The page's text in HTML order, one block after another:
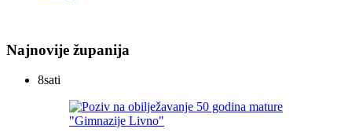
Najnovije županija
8sati